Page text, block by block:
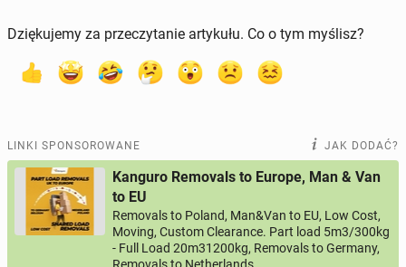
Dziękujemy za przeczytanie artykułu. Co o tym myślisz?
LINKI SPONSOROWANE JAK DODAĆ?
Kanguro Removals to Europe, Man & Van
to EU
Removals to Poland, Man&Van to EU, Low Cost,
Moving, Custom Clearance. Part load 5m3/300kg
- Full Load 20m31200kg, Removals to Germany,